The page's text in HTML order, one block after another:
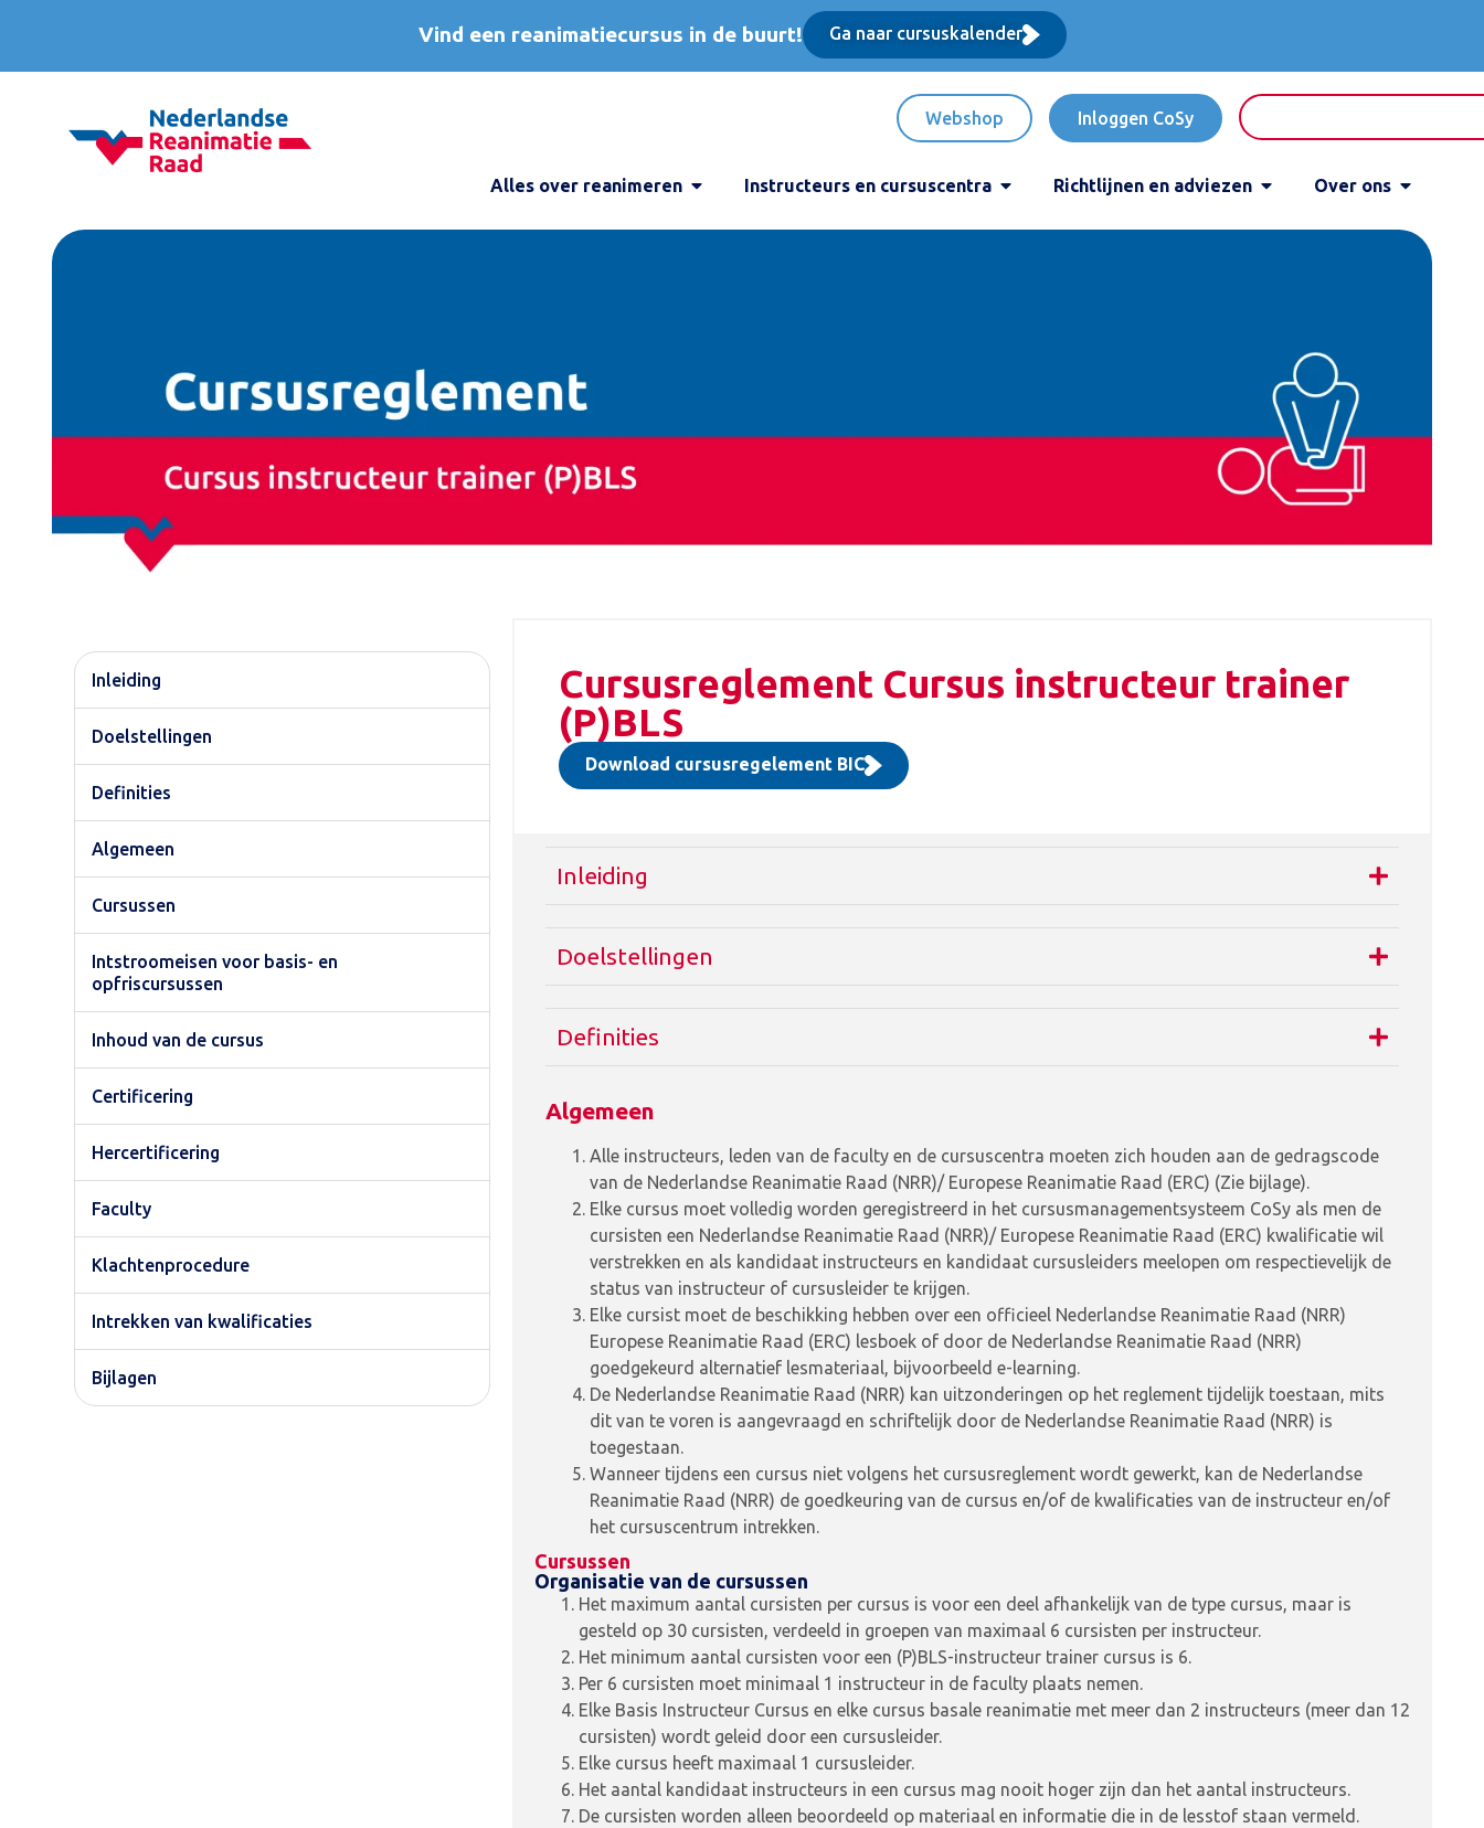
Vind een reanimatiecursus in de buurt! Ga naar cursuskalender
Webshop Inloggen CoSy
Alles over reanimeren Instructeurs en cursuscentra Richtlijnen en adviezen Over ons
Inleiding
Doelstellingen
Definities
Algemeen
Cursussen
Intstroomeisen voor basis- en
opfriscursussen
Inhoud van de cursus
Certificering
Hercertificering
Faculty
Klachtenprocedure
Intrekken van kwalificaties
Bijlagen
Cursusreglement Cursus instructeur trainer
(P)BLS
Download cursusregelement BIC
Inleiding
Doelstellingen
Definities
Algemeen
Alle instructeurs, leden van de faculty en de cursuscentra moeten zich houden aan de gedragscode
van de Nederlandse Reanimatie Raad (NRR)/ Europese Reanimatie Raad (ERC) (Zie bijlage).
Elke cursus moet volledig worden geregistreerd in het cursusmanagementsysteem CoSy als men de
cursisten een Nederlandse Reanimatie Raad (NRR)/ Europese Reanimatie Raad (ERC) kwalificatie wil
verstrekken en als kandidaat instructeurs en kandidaat cursusleiders meelopen om respectievelijk de
status van instructeur of cursusleider te krijgen.
Elke cursist moet de beschikking hebben over een officieel Nederlandse Reanimatie Raad (NRR)
Europese Reanimatie Raad (ERC) lesboek of door de Nederlandse Reanimatie Raad (NRR)
goedgekeurd alternatief lesmateriaal, bijvoorbeeld e-learning.
De Nederlandse Reanimatie Raad (NRR) kan uitzonderingen op het reglement tijdelijk toestaan, mits
dit van te voren is aangevraagd en schriftelijk door de Nederlandse Reanimatie Raad (NRR) is
toegestaan.
Wanneer tijdens een cursus niet volgens het cursusreglement wordt gewerkt, kan de Nederlandse
Reanimatie Raad (NRR) de goedkeuring van de cursus en/of de kwalificaties van de instructeur en/of
het cursuscentrum intrekken.
Cursussen
Organisatie van de cursussen
Het maximum aantal cursisten per cursus is voor een deel afhankelijk van de type cursus, maar is
gesteld op 30 cursisten, verdeeld in groepen van maximaal 6 cursisten per instructeur.
Het minimum aantal cursisten voor een (P)BLS-instructeur trainer cursus is 6.
Per 6 cursisten moet minimaal 1 instructeur in de faculty plaats nemen.
Elke Basis Instructeur Cursus en elke cursus basale reanimatie met meer dan 2 instructeurs (meer dan 12
cursisten) wordt geleid door een cursusleider.
Elke cursus heeft maximaal 1 cursusleider.
Het aantal kandidaat instructeurs in een cursus mag nooit hoger zijn dan het aantal instructeurs.
De cursisten worden alleen beoordeeld op materiaal en informatie die in de lesstof staan vermeld.